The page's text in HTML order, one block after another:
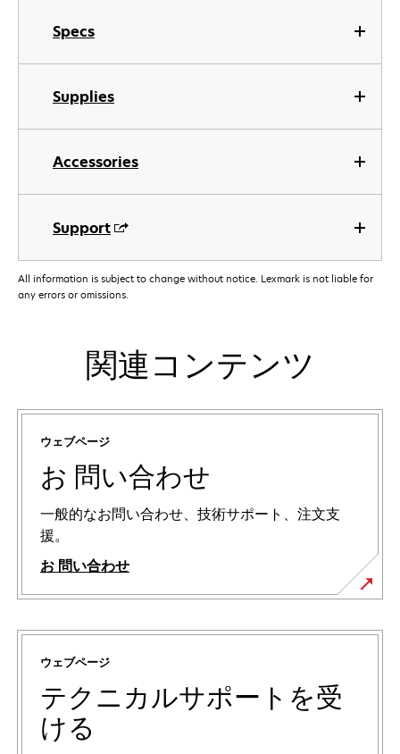
Specs
Supplies
Accessories
Support
All information is subject to change without notice. Lexmark is not liable for
any errors or omissions.
関連コンテンツ
ウェブページ
お 問い合わせ
一般的なお問い合わせ、技術サポート、注文支
援。
お 問い合わせ
ウェブページ
テクニカルサポートを受
ける